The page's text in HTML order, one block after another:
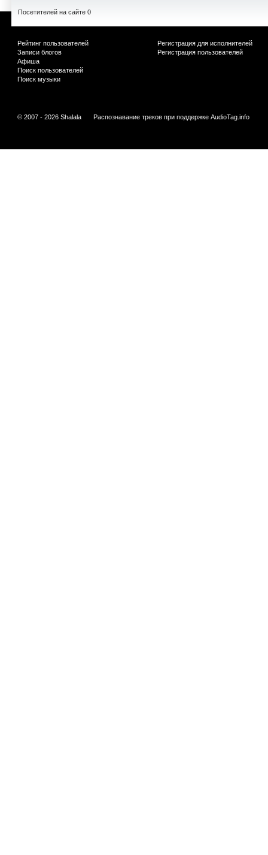
Посетителей на сайте 0
Рейтинг пользователей
Записи блогов
Афиша
Поиск пользователей
Поиск музыки
Регистрация для исполнителей
Регистрация пользователей
© 2007 - 2026 Shalala Распознавание треков при поддержке AudioTag.info